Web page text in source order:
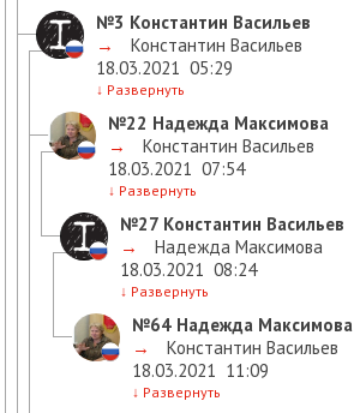
№3 Константин Васильев
→
Константин Васильев
18.03.2021 05:29
↓ Развернуть
№22 Надежда Максимова
→
Константин Васильев
18.03.2021 07:54
↓ Развернуть
№27 Константин Васильев
→
Надежда Максимова
18.03.2021 08:24
↓ Развернуть
№64 Надежда Максимова
→
Константин Васильев
18.03.2021 11:09
↓ Развернуть